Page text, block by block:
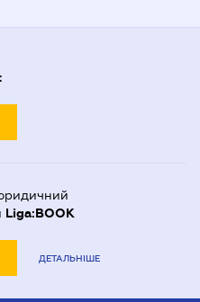
Liga:BOOK
ДЕТАЛЬНІШЕ